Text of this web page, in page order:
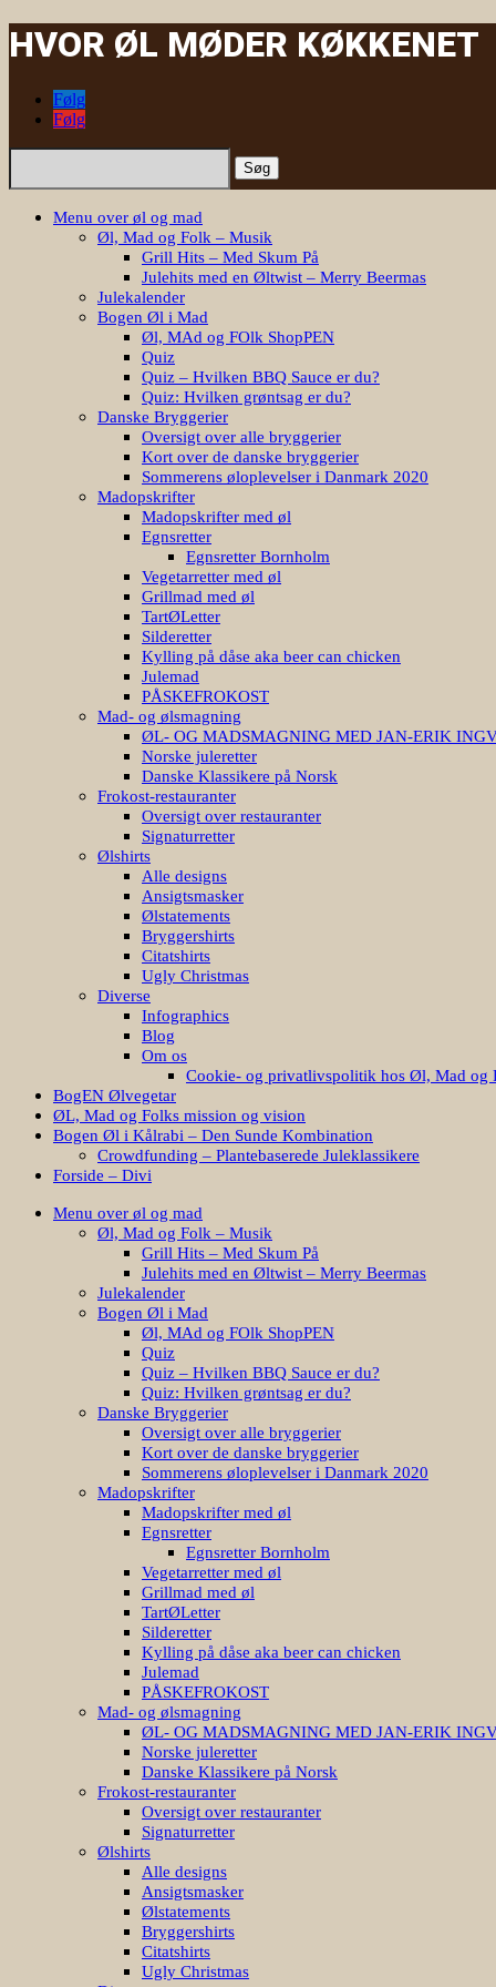
HVOR ØL MØDER KØKKENET
Følg
Følg
Søg
Menu over øl og mad
Øl, Mad og Folk – Musik
Grill Hits – Med Skum På
Julehits med en Øltwist – Merry Beermas
Julekalender
Bogen Øl i Mad
Øl, MAd og FOlk ShopPEN
Quiz
Quiz – Hvilken BBQ Sauce er du?
Quiz: Hvilken grøntsag er du?
Danske Bryggerier
Oversigt over alle bryggerier
Kort over de danske bryggerier
Sommerens øloplevelser i Danmark 2020
Madopskrifter
Madopskrifter med øl
Egnsretter
Egnsretter Bornholm
Vegetarretter med øl
Grillmad med øl
TartØLetter
Silderetter
Kylling på dåse aka beer can chicken
Julemad
PÅSKEFROKOST
Mad- og ølsmagning
ØL- OG MADSMAGNING MED JAN-ERIK
Norske juleretter
Danske Klassikere på Norsk
Frokost-restauranter
Oversigt over restauranter
Signaturretter
Ølshirts
Alle designs
Ansigtsmasker
Ølstatements
Bryggershirts
Citatshirts
Ugly Christmas
Diverse
Infographics
Blog
Om os
Cookie- og privatlivspolitik hos Øl, Mad og
BogEN Ølvegetar
ØL, Mad og Folks mission og vision
Bogen Øl i Kålrabi – Den Sunde Kombination
Crowdfunding – Plantebaserede Juleklassikere
Forside – Divi
Menu over øl og mad
Øl, Mad og Folk – Musik
Grill Hits – Med Skum På
Julehits med en Øltwist – Merry Beermas
Julekalender
Bogen Øl i Mad
Øl, MAd og FOlk ShopPEN
Quiz
Quiz – Hvilken BBQ Sauce er du?
Quiz: Hvilken grøntsag er du?
Danske Bryggerier
Oversigt over alle bryggerier
Kort over de danske bryggerier
Sommerens øloplevelser i Danmark 2020
Madopskrifter
Madopskrifter med øl
Egnsretter
Egnsretter Bornholm
Vegetarretter med øl
Grillmad med øl
TartØLetter
Silderetter
Kylling på dåse aka beer can chicken
Julemad
PÅSKEFROKOST
Mad- og ølsmagning
ØL- OG MADSMAGNING MED JAN-ERIK
Norske juleretter
Danske Klassikere på Norsk
Frokost-restauranter
Oversigt over restauranter
Signaturretter
Ølshirts
Alle designs
Ansigtsmasker
Ølstatements
Bryggershirts
Citatshirts
Ugly Christmas